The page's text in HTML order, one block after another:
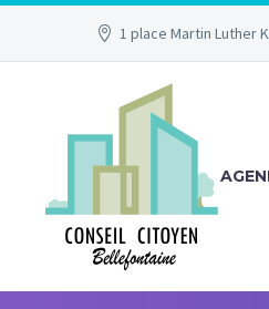
1 place Martin Luther